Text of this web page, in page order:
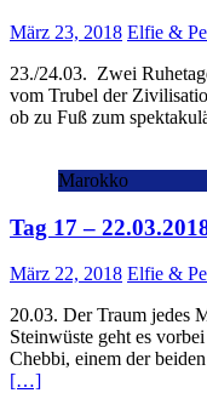
März 23, 2018 Elfie &
23./24.03. Zwei
vom Trubel der
ob zu Fuß zum
Marokko
Tag 17 –
März 22, 2018 Elfie &
20.03. Der Traum jedes
Steinwüste geht es
Chebbi, einem der
[…]